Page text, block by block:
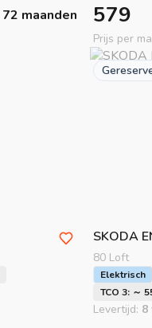
72 maanden 579
Prijs per
SKODA
80 Loft
Elektrisch
TCO 3: ～
Levertijd: 8